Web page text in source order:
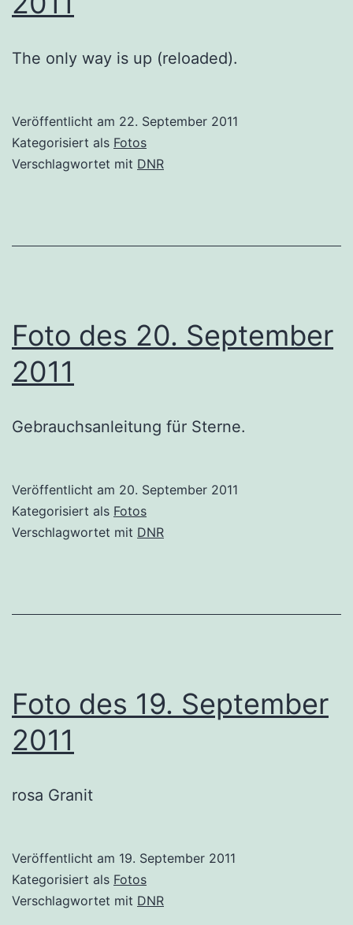
The only way is up (reloaded).
Veröffentlicht am 22. September 2011
Kategorisiert als Fotos
Verschlagwortet mit DNR
Foto des 20. September
2011
Gebrauchsanleitung für Sterne.
Veröffentlicht am 20. September 2011
Kategorisiert als Fotos
Verschlagwortet mit DNR
Foto des 19. September
2011
rosa Granit
Veröffentlicht am 19. September 2011
Kategorisiert als Fotos
Verschlagwortet mit DNR